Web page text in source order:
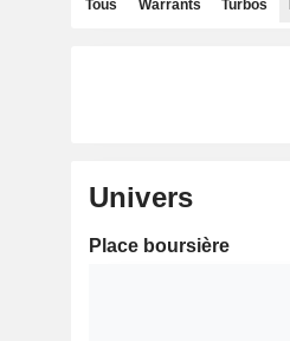
Tous Warrants Turbos
Univers
Place boursière